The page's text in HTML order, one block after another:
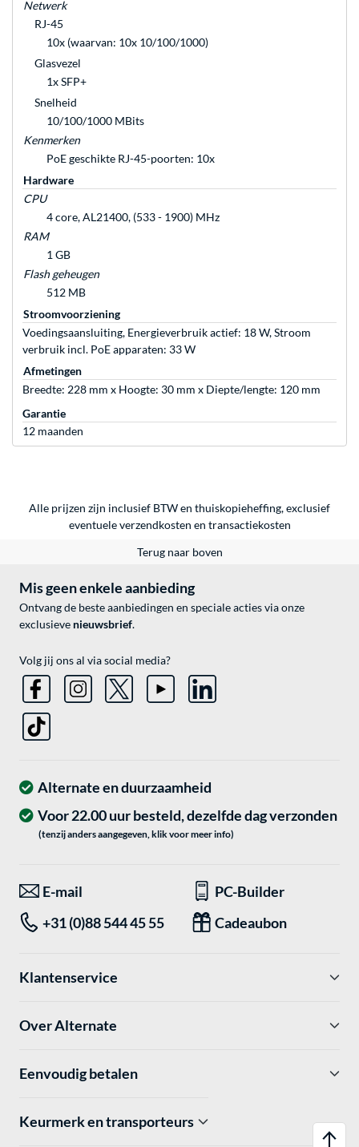
Netwerk
RJ-45
10x (waarvan: 10x 10/100/1000)
Glasvezel
1x SFP+
Snelheid
10/100/1000 MBits
Kenmerken
PoE geschikte RJ-45-poorten: 10x
Hardware
CPU
4 core, AL21400, (533 - 1900) MHz
RAM
1 GB
Flash geheugen
512 MB
Stroomvoorziening
Voedingsaansluiting, Energieverbruik actief: 18 W, Stroom
verbruik incl. PoE apparaten: 33 W
Afmetingen
Breedte: 228 mm x Hoogte: 30 mm x Diepte/lengte: 120 mm
Garantie
12 maanden
Alle prijzen zijn inclusief BTW en thuiskopieheffing, exclusief
eventueleverzendkosten en transactiekosten
Terug naar boven
Mis geen enkele aanbieding
Ontvang de beste aanbiedingen en speciale acties via onze
exclusieve nieuwsbrief.
Volg jij ons al via social media?
Alternate en duurzaamheid
Voor 22.00 uur besteld, dezelfde dag verzonden
(tenzij anders aangegeven, klik voor meer info)
E-mail
PC-Builder
+31 (0)88 544 45 55
Cadeaubon
Klantenservice
Over Alternate
Eenvoudig betalen
Keurmerk en transporteurs